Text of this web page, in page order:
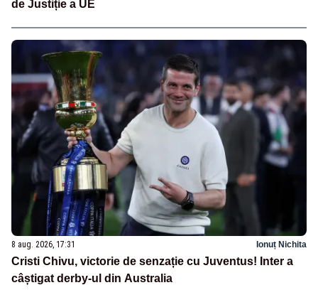
de Justiție a UE
8 aug. 2026, 17:31 Ionuț Nichita
Cristi Chivu, victorie de senzație cu Juventus! Inter a
câștigat derby-ul din Australia